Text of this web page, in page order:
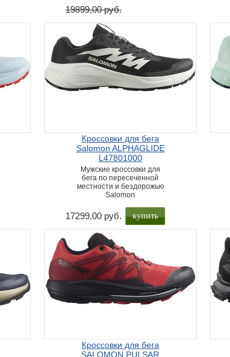
19899,00 руб.
Кроссовки для бега
Salomon ALPHAGLIDE
L47801000
Мужские кроссовки для
бега по пересеченной
местности и бездорожью
Salomon
17299,00 руб. купить
Кроссовки для бега
SALOMON PULSAR